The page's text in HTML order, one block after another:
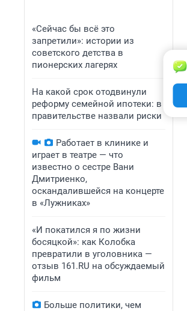
«Сейчас бы всё это
запретили»: истории из
советского детства в
пионерских лагерях
На какой срок отодвинули
реформу семейной ипотеки: в
правительстве назвали риски
Работает в клинике и
играет в театре — что
известно о сестре Вани
Дмитриенко,
оскандалившейся на концерте
в «Лужниках»
«И покатился я по жизни
босяцкой»: как Колобка
превратили в уголовника —
отзыв 161.RU на обсуждаемый
фильм
Больше политики, чем